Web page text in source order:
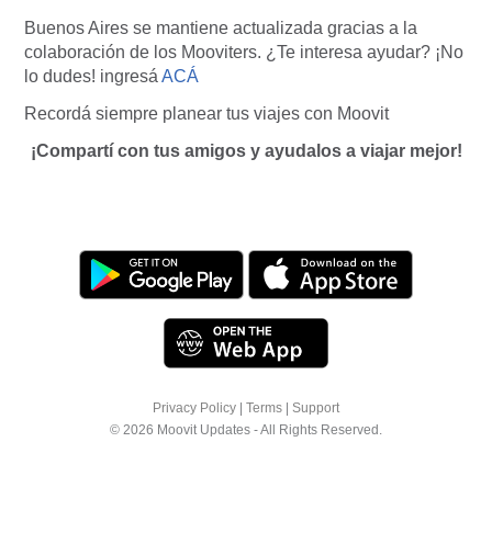
Buenos Aires se mantiene actualizada gracias a la
colaboración de los Mooviters. ¿Te interesa ayudar? ¡No
lo dudes! ingresá ACÁ
Recordá siempre planear tus viajes con Moovit
¡Compartí con tus amigos y ayudalos a viajar mejor!
Privacy Policy Terms
Support
© 2026 Moovit Updates - All Rights Reserved.